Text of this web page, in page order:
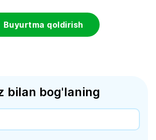
Buyurtma qoldirish
bilan bog'laning